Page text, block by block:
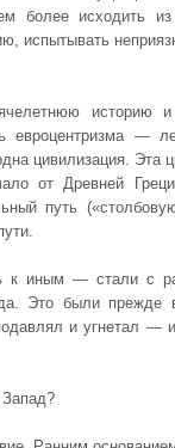
исходить из
испытывать
историю
евроцентризма —
цивилизация.
от Древней
путь
к иным — стали с
Это были
и угнетал —